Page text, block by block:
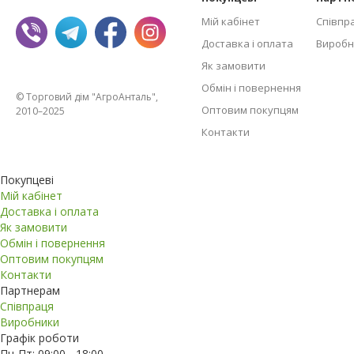
© Торговий дім "АгроАнталь",
2010–2025
Мій кабінет
Доставка і оплата
Як замовити
Обмін і повернення
Оптовим покупцям
Контакти
Покупцеві
Мій кабінет
Доставка і оплата
Як замовити
Обмін і повернення
Оптовим покупцям
Контакти
Партнерам
Співпраця
Виробники
Графік роботи